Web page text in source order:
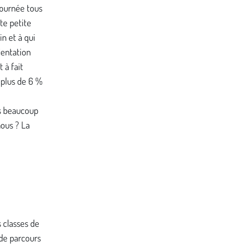
tous
petite
et à qui
à fait
de 6 %
beaucoup
? La
de
parcours